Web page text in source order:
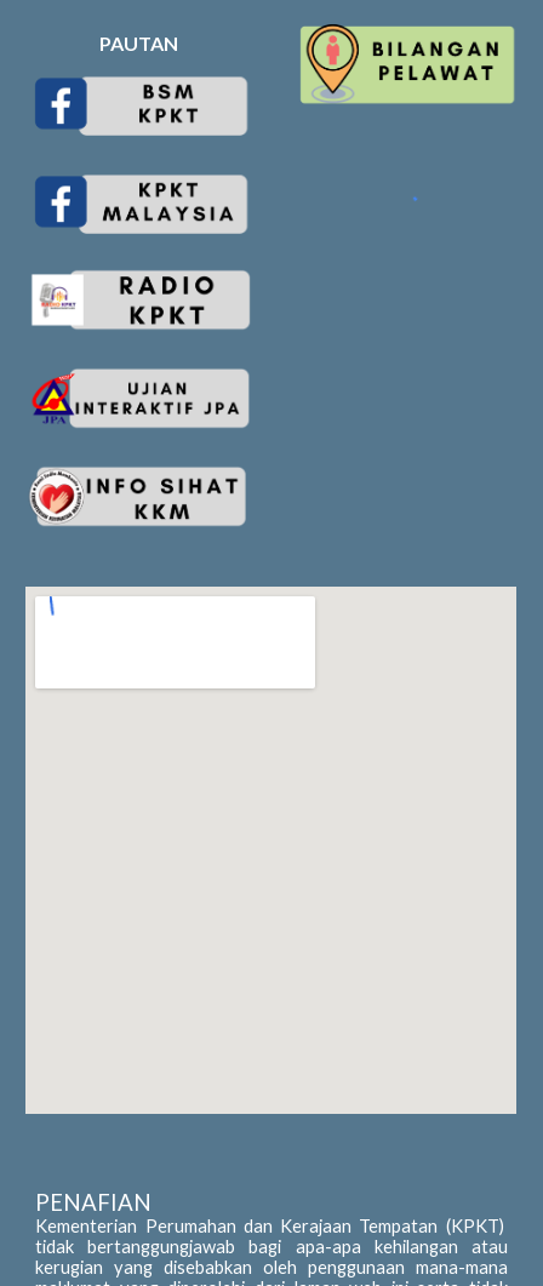
PAUTAN
PENAFIAN
Kementerian Perumahan dan Kerajaan Tempatan (KPKT)
tidak bertanggungjawab bagi apa-apa kehilangan atau
kerugian yang disebabkan oleh penggunaan mana-mana